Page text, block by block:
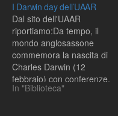
I Darwin day dell’UAAR
Dal sito dell'UAAR
riportiamo:Da tempo, il
mondo anglosassone
commemora la nascita di
Charles Darwin (12
febbraio) con conferenze,
incontri, dibattiti ed eventi
In "Biblioteca"